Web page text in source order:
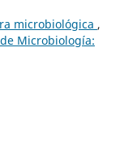
microbiológica ,
Microbiología: